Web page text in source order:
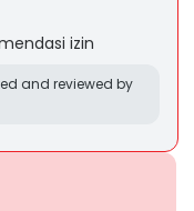
izin
and reviewed by